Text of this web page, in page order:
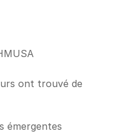
ont trouvé de
émergentes